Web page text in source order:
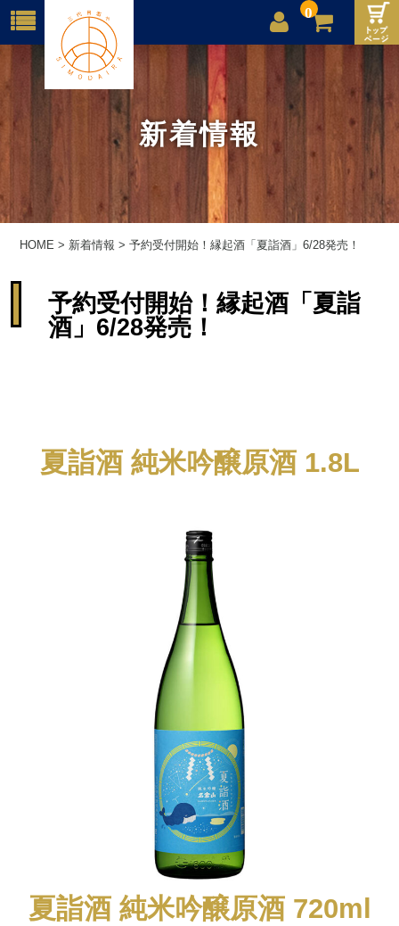
0
店舗案内
ご利用案内
送料
お問合せ
新着情報
HOME > 新着情報 >予約受付開始！縁起酒「夏詣酒」6/28発売！
予約受付開始！縁起酒「夏詣
酒」6/28発売！
夏詣酒 純米吟醸原酒 1.8L
夏詣酒 純米吟醸原酒 720ml